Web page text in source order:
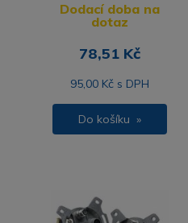
Dodací doba na
dotaz
78,51 Kč
95,00 Kč s DPH
Do košíku »